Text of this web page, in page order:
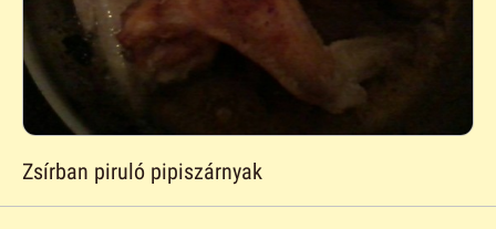
Zsírban piruló pipiszárnyak